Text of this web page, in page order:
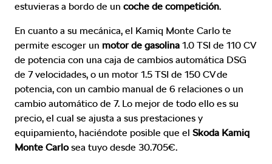
estuvieras a bordo de un coche de competición.
En cuanto a su mecánica, el Kamiq Monte Carlo te
permite escoger un motor de gasolina 1.0 TSI de 110 CV
de potencia con una caja de cambios automática DSG
de 7 velocidades, o un motor 1.5 TSI de 150 CV de
potencia, con un cambio manual de 6 relaciones o un
cambio automático de 7. Lo mejor de todo ello es su
precio, el cual se ajusta a sus prestaciones y
equipamiento, haciéndote posible que el Skoda Kamiq
Monte Carlosea tuyo desde 30.705€.